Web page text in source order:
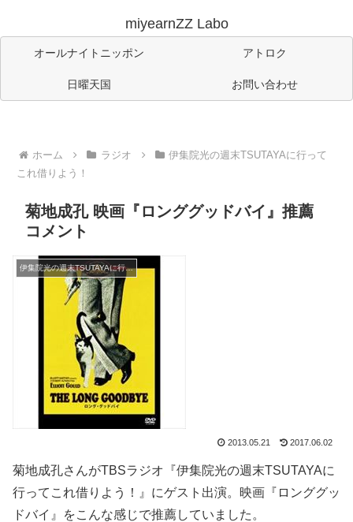
miyearnZZ Labo
オールナイトニッポン アトロク
日曜天国 お問い合わせ
ホーム ラジオ
伊集院光の週末TSUTAYAに行って
これ借りよう！
菊地成孔 映画『ロンググッドバイ』推薦
コメント
伊集院光の週末TSUTAYAに行ってこれ借りよう！
2013.05.21 2017.06.02
菊地成孔さんがTBSラジオ『伊集院光の週末TSUTAYAに
行ってこれ借りよう！』にゲスト出演。映画『ロンググッ
ドバイ』をこんな感じで推薦していました。